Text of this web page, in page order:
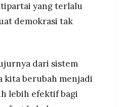
yang terlalu
demokrasi tak
dari sistem
kita berubah menjadi
lebih efektif bagi